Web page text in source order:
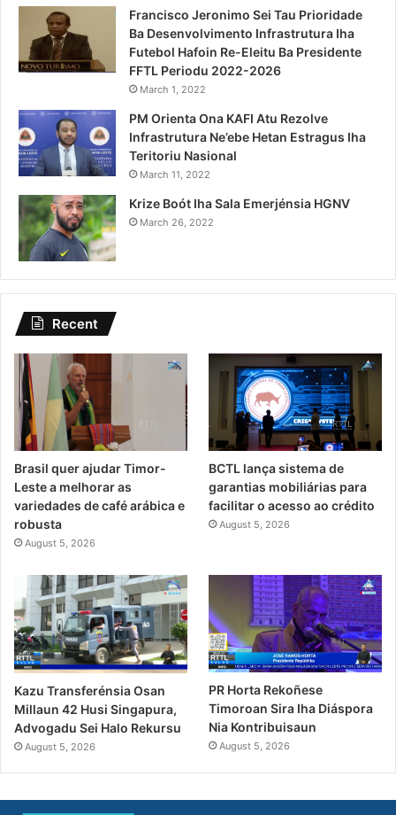
Francisco Jeronimo Sei Tau Prioridade
Ba Desenvolvimento Infrastrutura Iha
Futebol Hafoin Re-Eleitu Ba Presidente
FFTL Periodu 2022-2026
March 1, 2022
PM Orienta Ona KAFI Atu Rezolve
Infrastrutura Ne’ebe Hetan Estragus Iha
Teritoriu Nasional
March 11, 2022
Krize Boót Iha Sala Emerjénsia HGNV
March 26, 2022
Recent
Brasil quer ajudar Timor-
Leste a melhorar as
variedades de café arábica e
robusta
August 5, 2026
BCTL lança sistema de
garantias mobiliárias para
facilitar o acesso ao crédito
August 5, 2026
Kazu Transferénsia Osan
Millaun 42 Husi Singapura,
Advogadu Sei Halo Rekursu
August 5, 2026
PR Horta Rekoñese
Timoroan Sira Iha Diáspora
Nia Kontribuisaun
August 5, 2026